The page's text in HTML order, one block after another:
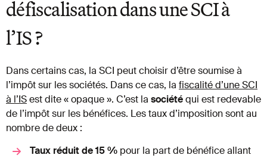
défiscalisation dans une SCI à
l’IS ?
Dans certains cas, la SCI peut choisir d’être soumise à
l’impôt sur les sociétés. Dans ce cas, la fiscalité d’une SCI
à l’ISest dite « opaque ». C’est la sociétéqui est redevable
de l’impôt sur les bénéfices. Les taux d’imposition sont au
nombre de deux :
Taux réduit de 15 % pour la part de bénéfice allant